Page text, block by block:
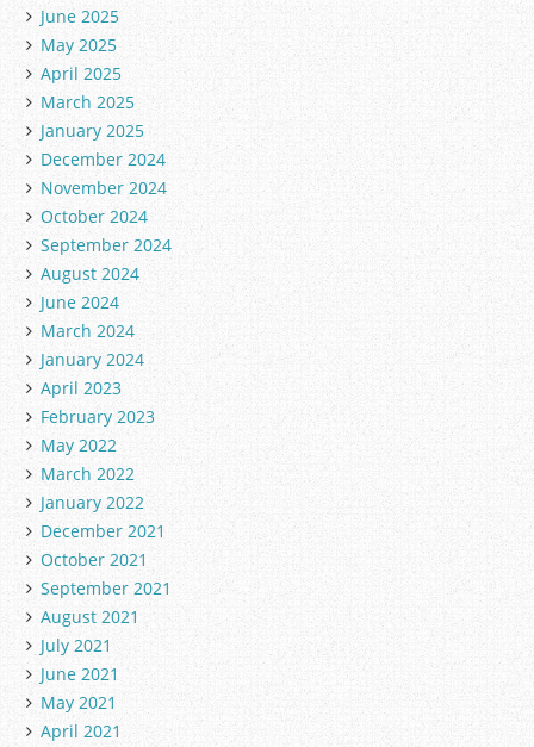
June 2025
May 2025
April 2025
March 2025
January 2025
December 2024
November 2024
October 2024
September 2024
August 2024
June 2024
March 2024
January 2024
April 2023
February 2023
May 2022
March 2022
January 2022
December 2021
October 2021
September 2021
August 2021
July 2021
June 2021
May 2021
April 2021